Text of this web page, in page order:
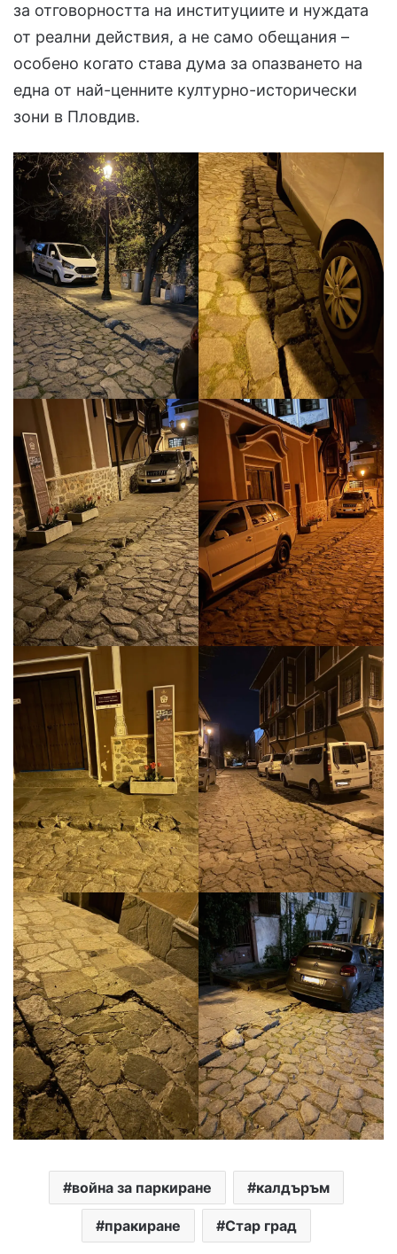
за отговорността на институциите и нуждата
от реални действия, а не само обещания –
особено когато става дума за опазването на
една от най-ценните културно-исторически
зони в Пловдив.
война за паркиране калдъръм
пракиране Стар град